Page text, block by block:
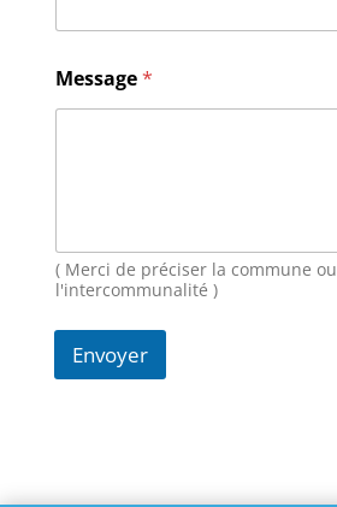
a
e
E
-
o
m
Message*
( Merci de préciser la commune ou
l'intercommunalité )
Envoyer